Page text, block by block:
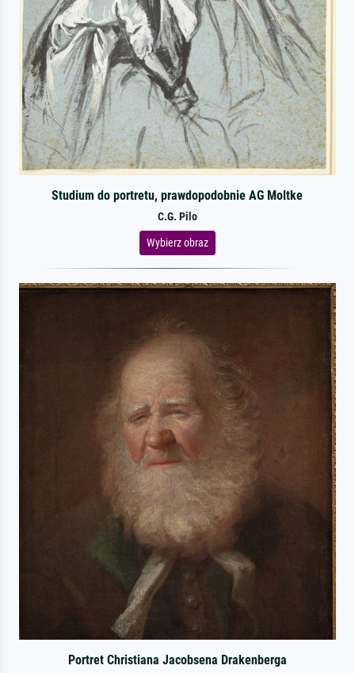
Studium do portretu, prawdopodobnie AG Moltke
C.G. Pilo
Wybierz obraz
Portret Christiana Jacobsena Drakenberga